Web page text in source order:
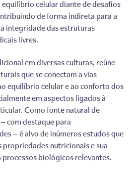
equilíbrio celular diante de desafios
de forma indireta para a
integridade das estruturas
livres.
em diversas culturas, reúne
que se conectam a vias
equilíbrio celular e ao conforto dos
em aspectos ligados à
Como fonte natural de
com destaque para
— é alvo de inúmeros estudos que
propriedades nutricionais e sua
processos biológicos relevantes.